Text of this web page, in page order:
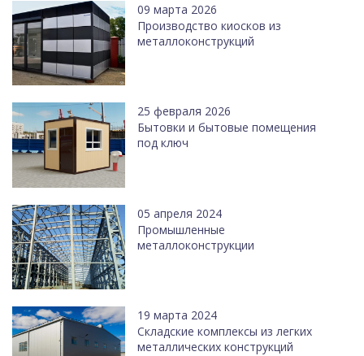
09 марта 2026
Производство киосков из
металлоконструкций
25 февраля 2026
Бытовки и бытовые помещения
под ключ
05 апреля 2024
Промышленные
металлоконструкции
19 марта 2024
Cкладские комплексы из легких
металлических конструкций